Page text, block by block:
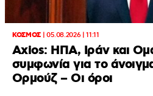
ΚΟΣΜΟΣ| 05.08.2026 | 11:11
Axios: ΗΠΑ, Ιράν και
συμφωνία για το
Ορμούζ – Οι όροι